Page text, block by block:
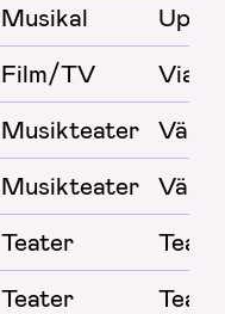
Musikal
Film/TV
Musikteater
Musikteater
Teater
Teater